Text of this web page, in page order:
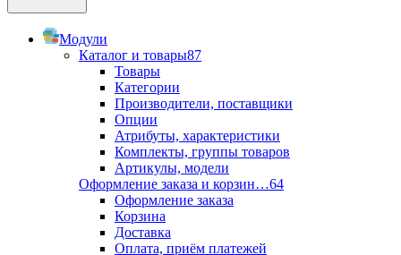
Модули
Каталог и товары87
Товары
Категории
Производители, поставщики
Опции
Атрибуты, характеристики
Комплекты, группы товаров
Артикулы, модели
Оформление заказа и корзин…64
Оформление заказа
Корзина
Доставка
Оплата, приём платежей